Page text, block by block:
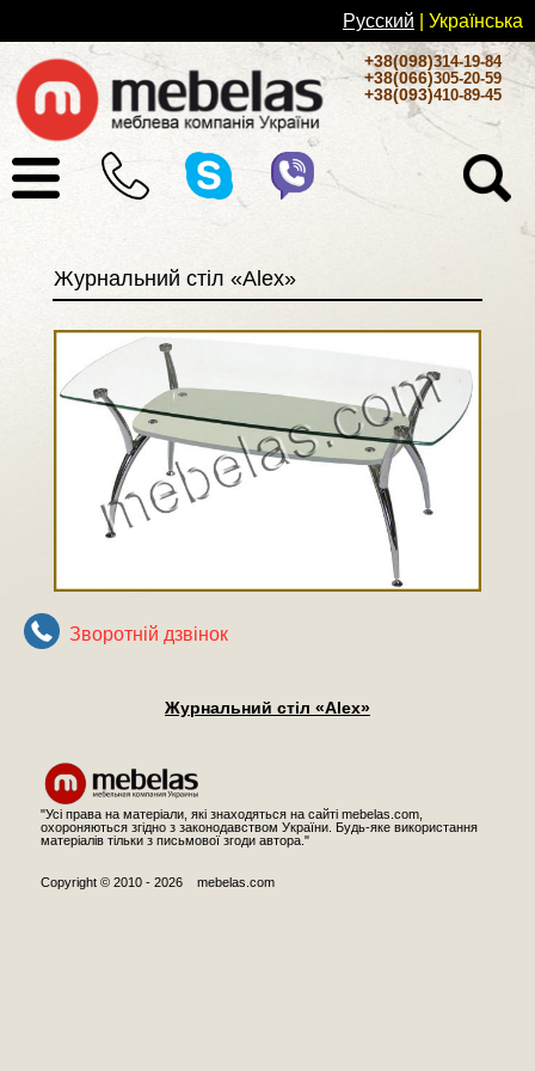
Русский | Українськa
+38(098)314-19-84
+38(066)305-20-59
+38(093)410-89-45
Журнальний стіл «Alex»
Зворотнiй дзвiнок
Журнальний стіл «Alex»
"Усі права на матеріали, які знаходяться на сайті mebelas.com,
охороняються згідно з законодавством України. Будь-яке використання
матеріалів тільки з письмової згоди автора."
Copyright © 2010 - 2026 mebelas.com